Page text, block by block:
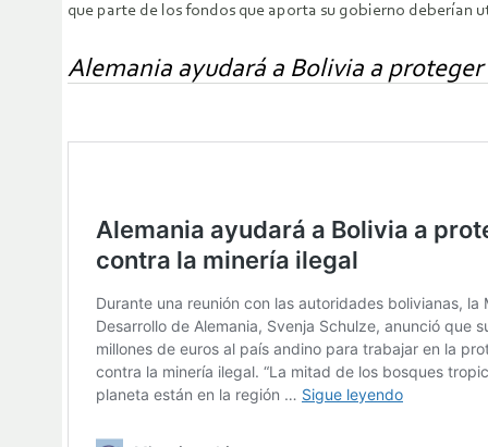
que parte de los fondos que aporta su gobierno deberían
Alemania ayudará a Bolivia a